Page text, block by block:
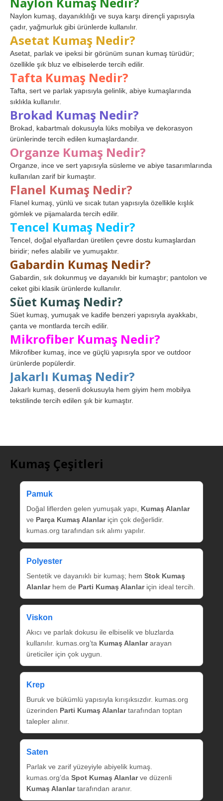
Naylon kumaş, dayanıklılığı ve suya karşı dirençli yapısıyla
çadır, yağmurluk gibi ürünlerde kullanılır.
Asetat Kumaş Nedir?
Asetat, parlak ve ipeksi bir görünüm sunan kumaş türüdür;
özellikle şık bluz ve elbiselerde tercih edilir.
Tafta Kumaş Nedir?
Tafta, sert ve parlak yapısıyla gelinlik, abiye kumaşlarında
sıklıkla kullanılır.
Brokad Kumaş Nedir?
Brokad, kabartmalı dokusuyla lüks mobilya ve dekorasyon
ürünlerinde tercih edilen kumaşlardandır.
Organze Kumaş Nedir?
Organze, ince ve sert yapısıyla süsleme ve abiye tasarımlarında
kullanılan zarif bir kumaştır.
Flanel Kumaş Nedir?
Flanel kumaş, yünlü ve sıcak tutan yapısıyla özellikle kışlık
gömlek ve pijamalarda tercih edilir.
Tencel Kumaş Nedir?
Tencel, doğal elyaflardan üretilen çevre dostu kumaşlardan
biridir; nefes alabilir ve yumuşaktır.
Gabardin Kumaş Nedir?
Gabardin, sık dokunmuş ve dayanıklı bir kumaştır; pantolon ve
ceket gibi klasik ürünlerde kullanılır.
Süet Kumaş Nedir?
Süet kumaş, yumuşak ve kadife benzeri yapısıyla ayakkabı,
çanta ve montlarda tercih edilir.
Mikrofiber Kumaş Nedir?
Mikrofiber kumaş, ince ve güçlü yapısıyla spor ve outdoor
ürünlerde popülerdir.
Jakarlı Kumaş Nedir?
Jakarlı kumaş, desenli dokusuyla hem giyim hem mobilya
tekstilinde tercih edilen şık bir kumaştır.
Kumaş Çeşitleri
Pamuk
Doğal liflerden gelen yumuşak yapı, Kumaş Alanlar
ve Parça Kumaş Alanlariçin çok değerlidir.
kumas.org tarafından sık alımı yapılır.
Polyester
Sentetik ve dayanıklı bir kumaş; hem Stok Kumaş
Alanlarhem de Parti Kumaş Alanlariçin ideal tercih.
Viskon
Akıcı ve parlak dokusu ile elbiselik ve bluzlarda
kullanılır. kumas.org’ta Kumaş Alanlararayan
üreticiler için çok uygun.
Krep
Buruk ve bükümlü yapısıyla kırışıksızdır. kumas.org
üzerinden Parti Kumaş Alanlartarafından toptan
talepler alınır.
Saten
Parlak ve zarif yüzeyiyle abiyelik kumaş.
kumas.org’da Spot Kumaş Alanlarve düzenli
Kumaş Alanlartarafından aranır.